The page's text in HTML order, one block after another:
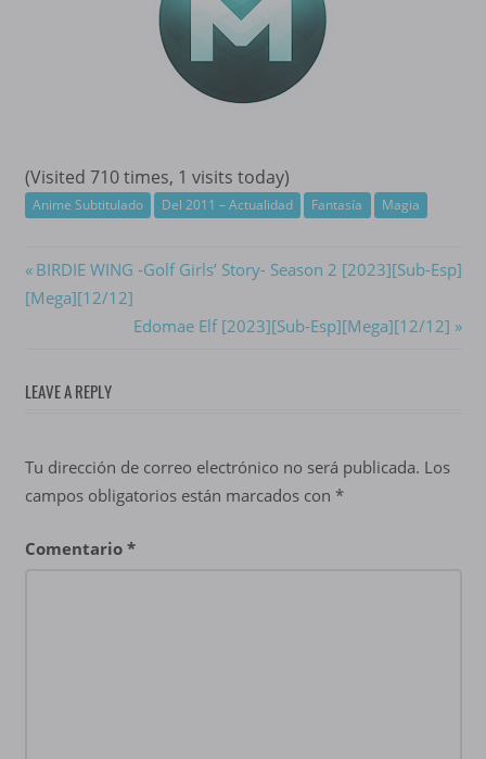
(Visited 710 times, 1 visits today)
Anime Subtitulado Del 2011 – Actualidad Fantasía Magia
Navegación
de
Previous
Post:
BIRDIE WING -Golf Girls’ Story- Season 2 [2023][Sub-Esp]
[Mega][12/12]
Next
Edomae Elf [2023][Sub-Esp][Mega][12/12]
LEAVE A REPLY
Tu dirección de correo electrónico no será publicada. Los
campos obligatorios están marcados con *
Comentario *